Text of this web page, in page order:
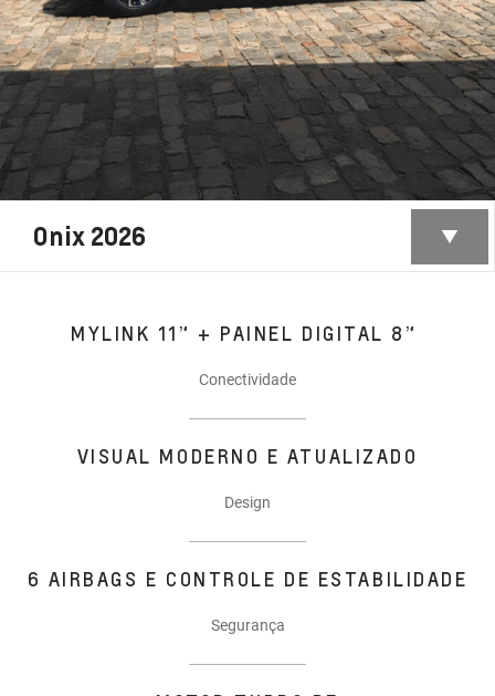
Onix 2026
MYLINK 11” + PAINEL DIGITAL 8”
Conectividade
VISUAL MODERNO E ATUALIZADO
Design
6 AIRBAGS E CONTROLE DE ESTABILIDADE
Segurança